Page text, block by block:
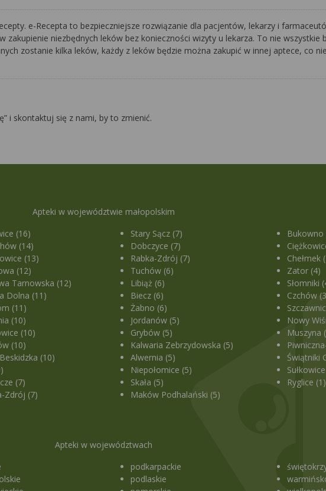
e-Recepta to bezpieczniejsze rozwiązanie dla pacjentów, lekarzy i
niezbędnych leków bez konieczności wizyty u lekarza. To nie wszystkie
zostanie kilka leków, każdy z leków będzie można zakupić w innej aptece, co
i skontaktuj się z nami, by to zmienić.
Apteki w województwie małopolskim
(16)
(14)
(13)
(12)
Tarnowska (12)
Dolna (11)
(11)
(10)
(10)
(10)
(10)
(7)
Zdrój (7)
Stary Sącz (7)
Dobczyce (7)
Rabka-Zdrój (7)
Tuchów (6)
Libiąż (6)
Biecz (6)
Żabno (6)
Jordanów (5)
Grybów (5)
Kalwaria Zebrzydowska (5)
Alwernia (5)
Niepołomice (5)
Skała (5)
Maków Podhalański (5)
Bukowno
Chełmek
Zator (4)
Słomniki
Czchów
Nowy
Muszyna
Świątniki
Ryglice (1)
Apteki w województwach
podkarpackie
podlaskie